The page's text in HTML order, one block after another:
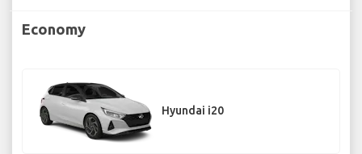
Economy
Hyundai i20